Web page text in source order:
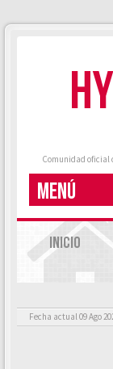
Comunidad oficial
MENÚ
INICIO
Fecha actual 09 Ago